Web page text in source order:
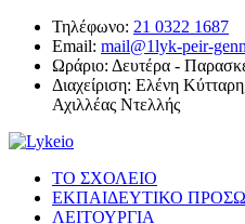
Τηλέφωνο: 21 0322 1687
Email: mail@1lyk-peir-
Ωράριο: Δευτέρα -
Διαχείριση: Ελένη
Αχιλλέας Ντελλής
ΤΟ ΣΧΟΛΕΙΟ
ΕΚΠΑΙΔΕΥΤΙΚΟ
ΛΕΙΤΟΥΡΓΙΑ